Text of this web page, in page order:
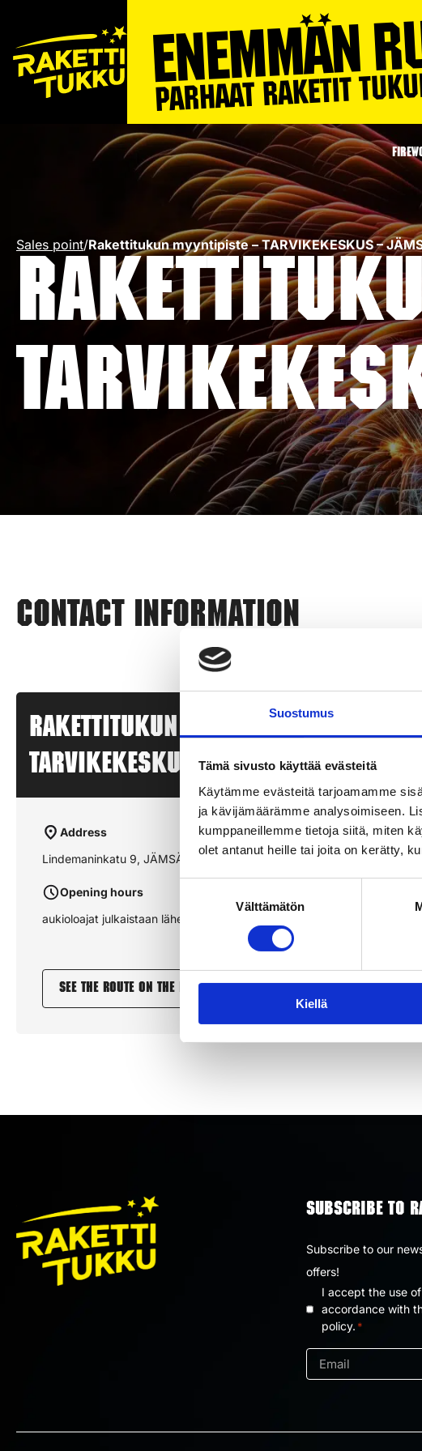
Suostumus
Tämä sivusto käyttää evästeitä
Käytämme evästeitä tarjoamamme
ja kävijämäärämme analysoimiseen.
kumppaneillemme tietoja siitä, miten
olet antanut heille tai joita on kerätty,
Välttämätön
Kiellä
Sales point/Rakettitukun myyntipiste – TARVIKEKESKUS –
Contact information
Rakettitukun myyntipiste –
TARVIKEKESKUS – JÄMSÄ
Address
Lindemaninkatu 9, JÄMSÄ
Opening hours
aukioloajat julkaistaan lähempänä sesonkia
See the route on the map
SUBSCRIBE TO
Subscribe to our
offers!
Privacy
policy
*
I accept the use
accordance with
policy. *
Email